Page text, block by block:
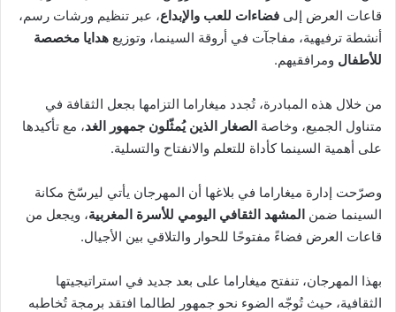
قاعات العرض إلى فضاءات للعب والإبداع، عبر تنظيم ورشات رسم،
أنشطة ترفيهية، مفاجآت في أروقة السينما، وتوزيع هدايا مخصصة
للأطفال ومرافقيهم.
من خلال هذه المبادرة، تُجدد ميغاراما التزامها بجعل الثقافة في
متناول الجميع، وخاصة الصغار الذين يُمثّلون جمهور الغد، مع تأكيدها
على أهمية السينما كأداة للتعلم والانفتاح والتسلية.
وصرّحت إدارة ميغاراما في بلاغها أن المهرجان يأتي ليرسّخ مكانة
السينما ضمن المشهد الثقافي اليومي للأسرة المغربية، ويجعل من
قاعات العرض فضاءً مفتوحًا للحوار والتلاقي بين الأجيال.
بهذا المهرجان، تنفتح ميغاراما على بعد جديد في استراتيجيتها
الثقافية، حيث تُوجّه الضوء نحو جمهور لطالما افتقد برمجة تُخاطبه